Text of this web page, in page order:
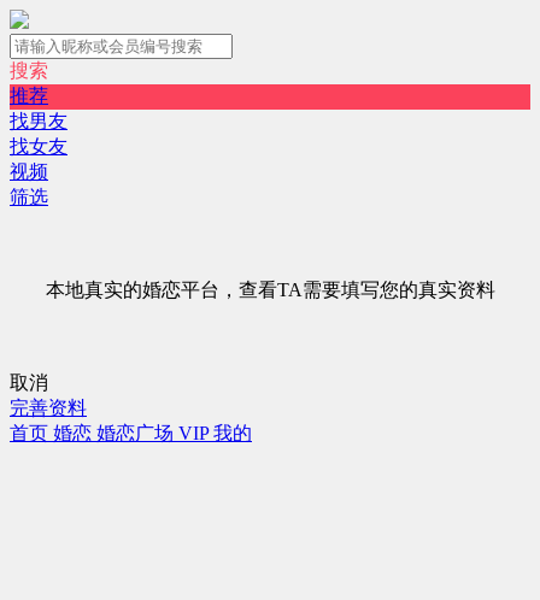
搜索
推荐
找男友
找女友
视频
筛选
本地真实的婚恋平台，查看TA需要填写您的真实资料
取消
完善资料
首页 婚恋 婚恋广场 VIP 我的